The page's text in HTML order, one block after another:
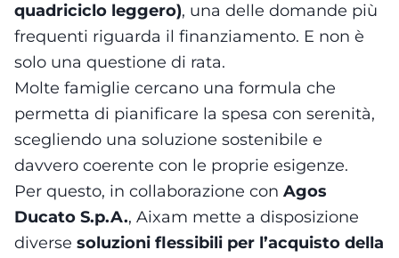
quadriciclo leggero), una delle domande più
frequenti riguarda il finanziamento. E non è
solo una questione di rata.
Molte famiglie cercano una formula che
permetta di pianificare la spesa con serenità,
scegliendo una soluzione sostenibile e
davvero coerente con le proprie esigenze.
Per questo, in collaborazione con Agos
Ducato S.p.A., Aixam mette a disposizione
diverse soluzioni flessibili per l’acquisto della